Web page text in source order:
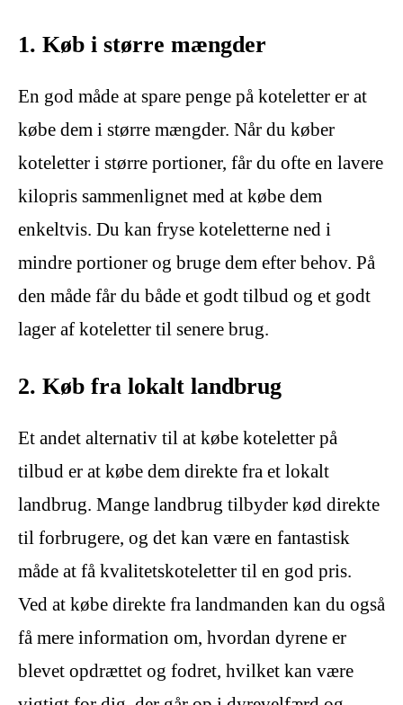
1. Køb i større mængder
En god måde at spare penge på koteletter er at
købe dem i større mængder. Når du køber
koteletter i større portioner, får du ofte en lavere
kilopris sammenlignet med at købe dem
enkeltvis. Du kan fryse koteletterne ned i
mindre portioner og bruge dem efter behov. På
den måde får du både et godt tilbud og et godt
lager af koteletter til senere brug.
2. Køb fra lokalt landbrug
Et andet alternativ til at købe koteletter på
tilbud er at købe dem direkte fra et lokalt
landbrug. Mange landbrug tilbyder kød direkte
til forbrugere, og det kan være en fantastisk
måde at få kvalitetskoteletter til en god pris.
Ved at købe direkte fra landmanden kan du også
få mere information om, hvordan dyrene er
blevet opdrættet og fodret, hvilket kan være